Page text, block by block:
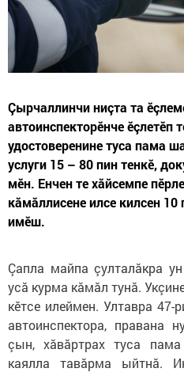
Çырчаллинчи ниçта та
автоинспекторӗнче ӗçлетӗп
удостоверенине туса пама
услуги 15 – 80 пин тенкӗ,
мӗн. Енчен те хăйсемпе
кăмăллисене илсе килсен
имӗш.
Çапла майпа çулталăкра
усă курма кăмăл тунă.
кӗтсе илеймен. Ултавра
автоинспектора, правана
çын, хăвăртрах туса пама
каялла тавăрма ыйтнă.